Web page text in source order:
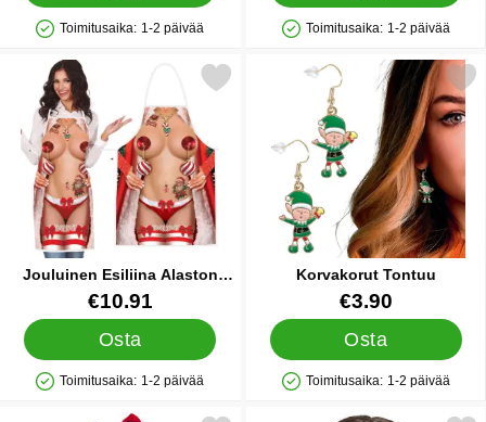
Saatavuus: Varastossa
Toimitusaika: 1-2 päivää
Saatavuus: Varastossa
Toimitusaika: 1-2 päivää
Jouluinen Esiliina Alaston
Nainen
Tuote.nro 89050
€10.91
Osta
Saatavuus: Varastossa
Toimitusaika: 1-2 päivää
Merkitse jouluinen Esiliina Alaston Nainen suosikiksi
Korvakorut Tontuu
Tuote.nro 89670
€3.90
Osta
Saatavuus: Varastossa
Toimitusaika: 1-2 päivää
Merkitse korvakorut